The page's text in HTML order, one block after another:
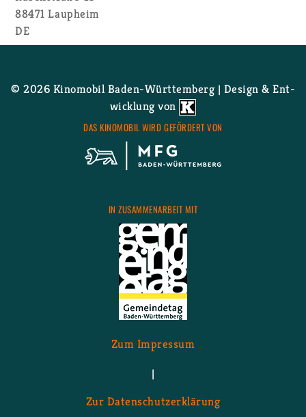
88471 Laupheim
DE
© 2026 Ki­no­mo­bil Ba­den-Würt­tem­berg | De­sign & Ent­
wick­lung von
DAS KI­NO­MO­BIL WIRD GE­FÖR­DERT VON
IN ZU­SAM­MEN­AR­BEIT MIT
Zum Im­pres­sum
|
Zur Da­ten­schutz­er­klä­rung